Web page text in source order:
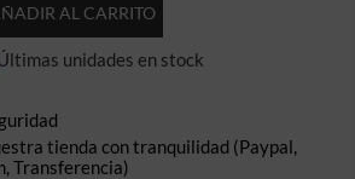
AL CARRITO
unidades en stock
tienda con tranquilidad (Paypal,
Transferencia)